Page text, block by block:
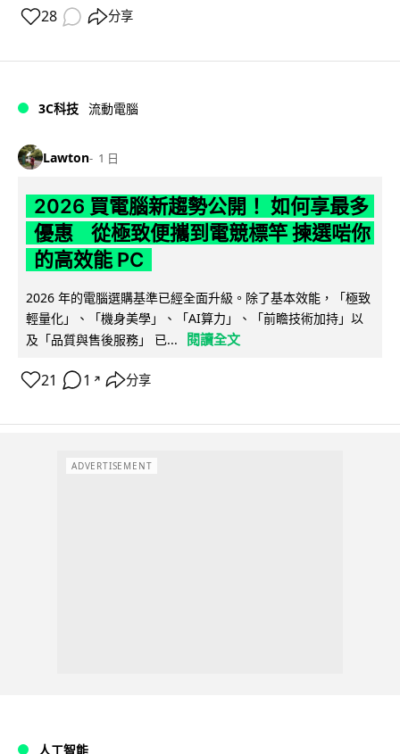
28 分享
3C科技 流動電腦
Lawton 1 日
2026 買電腦新趨勢公開！ 如何享最多
優惠 從極致便攜到電競標竿 揀選啱你
的高效能 PC
2026 年的電腦選購基準已經全面升級。除了基本效能，「極致
輕量化」、「機身美學」、「AI算力」、「前瞻技術加持」以
及「品質與售後服務」 已...
閱讀全文
21 1 ↗ 分享
ADVERTISEMENT
人工智能